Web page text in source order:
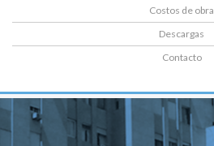
Costos de obra
Descargas
Contacto